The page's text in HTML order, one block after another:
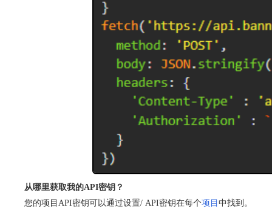
从哪里获取我的API密钥？
您的项目API密钥可以通过设置/ API密钥在每个项目 中找到。